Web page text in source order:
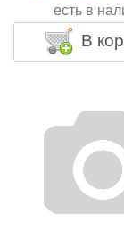
есть в
В